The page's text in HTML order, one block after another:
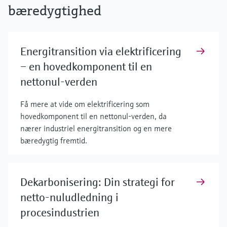
bæredygtighed
Energitransition via elektrificering
– en hovedkomponent til en
nettonul-verden
Få mere at vide om elektrificering som
hovedkomponent til en nettonul-verden, da
nærer industriel energitransition og en mere
bæredygtig fremtid.
Dekarbonisering: Din strategi for
netto-nuludledning i
procesindustrien